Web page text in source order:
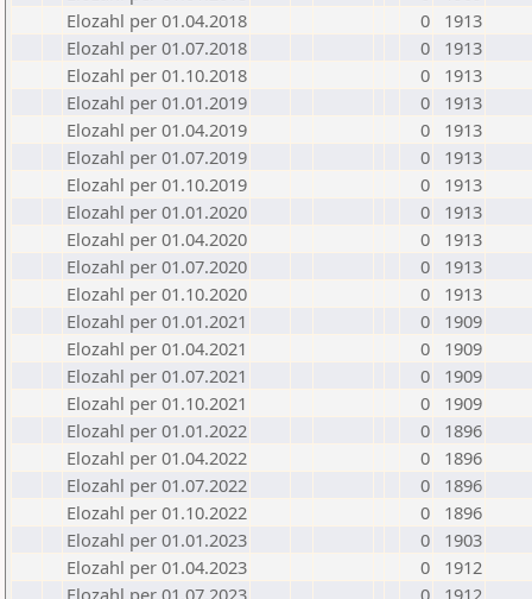
Elozahl per 01.04.2018
0
1913
Elozahl per 01.07.2018
0
1913
Elozahl per 01.10.2018
0
1913
Elozahl per 01.01.2019
0
1913
Elozahl per 01.04.2019
0
1913
Elozahl per 01.07.2019
0
1913
Elozahl per 01.10.2019
0
1913
Elozahl per 01.01.2020
0
1913
Elozahl per 01.04.2020
0
1913
Elozahl per 01.07.2020
0
1913
Elozahl per 01.10.2020
0
1913
Elozahl per 01.01.2021
0
1909
Elozahl per 01.04.2021
0
1909
Elozahl per 01.07.2021
0
1909
Elozahl per 01.10.2021
0
1909
Elozahl per 01.01.2022
0
1896
Elozahl per 01.04.2022
0
1896
Elozahl per 01.07.2022
0
1896
Elozahl per 01.10.2022
0
1896
Elozahl per 01.01.2023
0
1903
Elozahl per 01.04.2023
0
1912
Elozahl per 01.07.2023
0
1912